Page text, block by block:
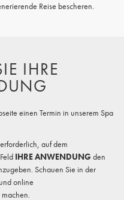
Reise bescheren.
IHRE
einen Termin in unserem Spa
auf dem
IHRE ANWENDUNG den
Schauen Sie in der
online